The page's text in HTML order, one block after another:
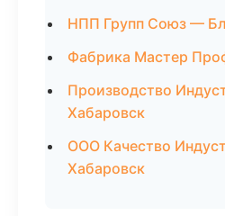
НПП Групп Союз —
Фабрика Мастер
Производство
Хабаровск
ООО Качество
Хабаровск